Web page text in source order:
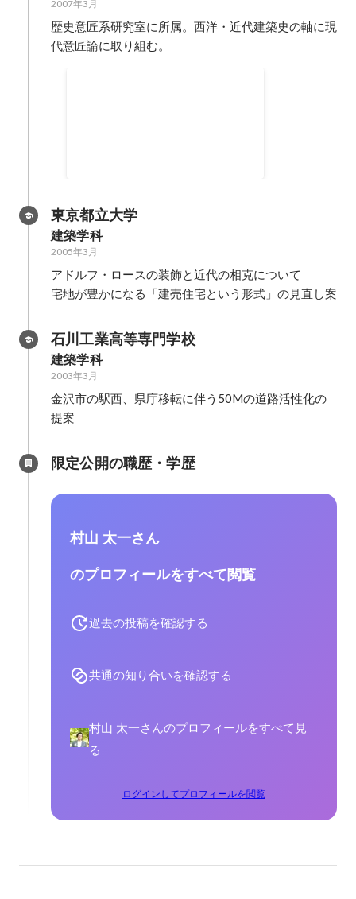
2007年3月
歴史意匠系研究室に所属。西洋・近代建築史の軸に現
代意匠論に取り組む。
東京都立大学
建築学科
2005年3月
アドルフ・ロースの装飾と近代の相克について
宅地が豊かになる「建売住宅という形式」の見直し案
石川工業高等専門学校
建築学科
2003年3月
金沢市の駅西、県庁移転に伴う50Mの道路活性化の
提案
限定公開の職歴・学歴
村山 太一さん
のプロフィールをすべて閲覧
過去の投稿を確認する
共通の知り合いを確認する
村山 太一さんのプロフィールをすべて見
る
ログインしてプロフィールを閲覧